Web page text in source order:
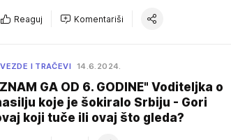
Reaguj Komentariši
I TRAČEVI 14.6.2024.
GA OD 6. GODINE" Voditeljka o
koje je šokiralo Srbiju - Gori
koji tuče ili ovaj što gleda?